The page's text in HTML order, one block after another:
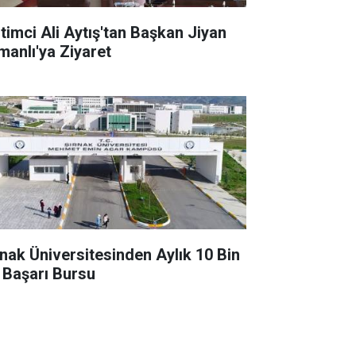
Ali Aytış'tan Başkan Jiyan
Ziyaret
Üniversitesinden Aylık 10 Bin
Bursu